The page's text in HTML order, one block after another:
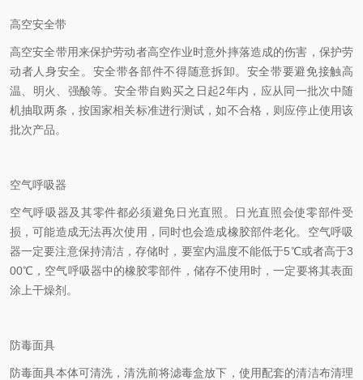
高空安全带
高空安全带用来保护劳动者高空作业时意外摔落造成的伤害，保护劳
动者人身安全。安全带各部件不得随意拆卸。安全带要避免接触高
温、明火、强酸等。安全带自购买之日起2年内，应从同一批次中随
机抽取两条，按国家相关标准进行测试，如不合格，则应停止使用该
批次产品。
空气呼吸器
空气呼吸器及其零件都必须避免日光直照。日光直照会使零部件受
损，可能造成无法再次使用，同时也会造成橡胶部件老化。空气呼吸
器一定要注意保持清洁，存储时，要室内温度不能低于5℃或者高于3
00℃，空气呼吸器中的橡胶零部件，储存不使用时，一定要将其表面
涂上干燥剂。
防毒面具
防毒面具本体可清洗，清洗前将滤毒盒放下，使用配套的清洁布清理